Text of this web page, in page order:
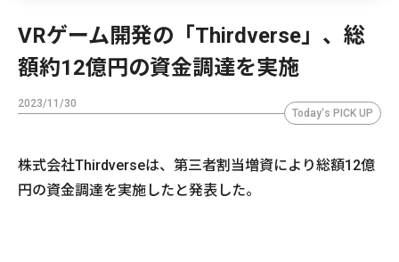
VRゲーム開発の「Thirdverse」、総
額約12億円の資金調達を実施
2023/11/30
Today's PICK UP
株式会社Thirdverseは、第三者割当増資により総額12億
円の資金調達を実施したと発表した。